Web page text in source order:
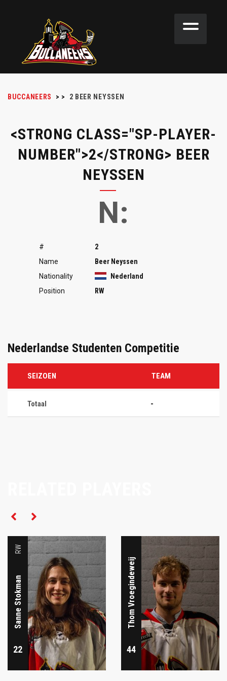
BUCCANEERS > > 2 BEER NEYSSEN
<STRONG CLASS="SP-PLAYER-
NUMBER">2</STRONG> BEER
NEYSSEN
N:
#
2
Name
Beer Neyssen
Nationality
Nederland
Position
RW
Nederlandse Studenten Competitie
SEIZOEN TEAM
Totaal -
22
Sanne Stokman
RW
44
Thom Vroegindeweij